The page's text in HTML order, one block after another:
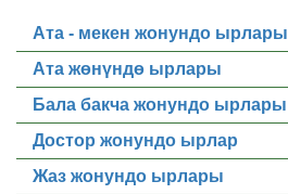
Ата - мекен жонундо ырлары
Ата жөнүндө ырлары
Бала бакча жонундо ырлары
Достор жонундо ырлар
Жаз жонундо ырлары